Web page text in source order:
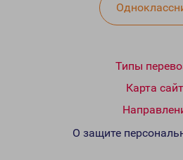
Типы
Карта
О защите